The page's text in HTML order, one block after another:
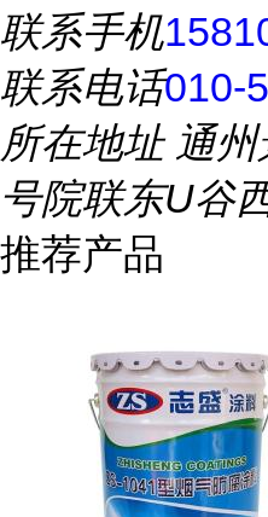
联系手机
联系电话010-
所在地址通州
号院联东U谷
推荐产品